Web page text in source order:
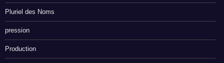
Pluriel des Noms
pression
Production